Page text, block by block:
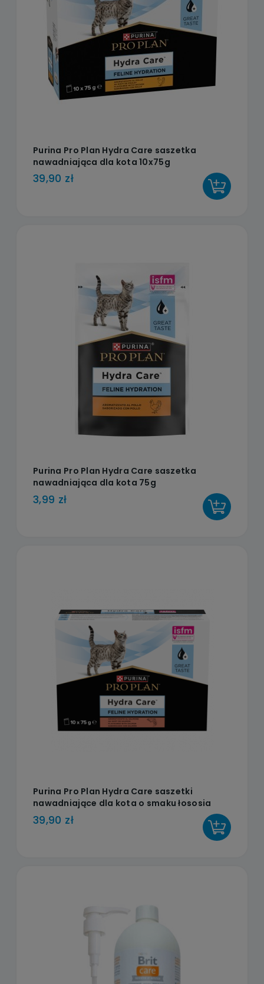
Purina Pro Plan Hydra Care saszetka
nawadniająca dla kota 10x75g
39,90 zł
Purina Pro Plan Hydra Care saszetka
nawadniająca dla kota 75g
3,99 zł
Purina Pro Plan Hydra Care saszetki
nawadniające dla kota o smaku łososia
10x75g
39,90 zł